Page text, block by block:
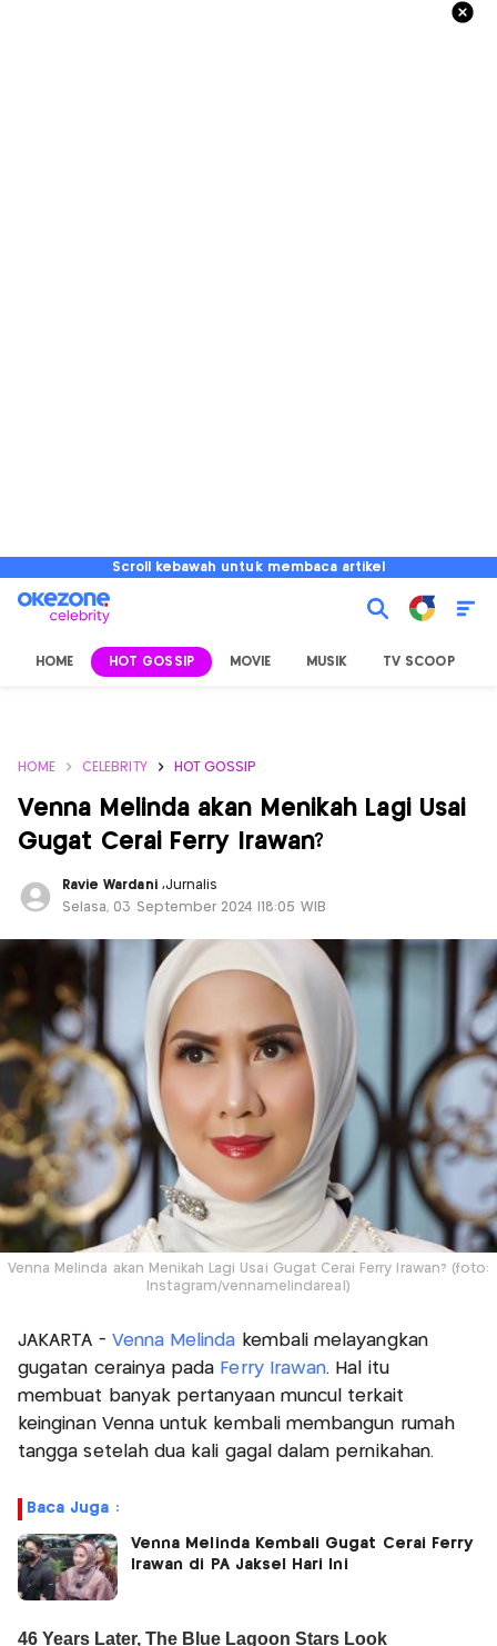
Scroll kebawah untuk membaca artikel
HOME HOT GOSSIP MOVIE MUSIK TV SCOOP
HOME CELEBRITY HOT GOSSIP
Venna Melinda akan Menikah Lagi Usai
Gugat Cerai Ferry Irawan?
Ravie Wardani ,Jurnalis
Selasa, 03 September 2024 |18:05 WIB
Venna Melinda akan Menikah Lagi Usai Gugat Cerai Ferry Irawan? (foto:
Instagram/vennamelindareal)
JAKARTA - Venna Melinda kembali melayangkan
gugatan cerainya pada Ferry Irawan. Hal itu
membuat banyak pertanyaan muncul terkait
keinginan Venna untuk kembali membangun rumah
tangga setelah dua kali gagal dalam pernikahan.
Baca Juga :
Venna Melinda Kembali Gugat Cerai Ferry
Irawan di PA Jaksel Hari Ini